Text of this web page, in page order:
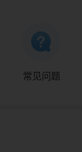
常见问题